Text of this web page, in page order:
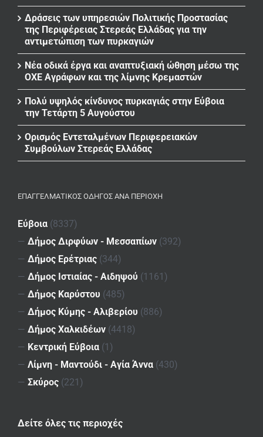
Δράσεις των υπηρεσιών Πολιτικής Προστασίας
της Περιφέρειας Στερεάς Ελλάδας για την
αντιμετώπιση των πυρκαγιών
Νέα οδικά έργα και αναπτυξιακή ώθηση μέσω της
ΟΧΕ Αγράφων και της λίμνης Κρεμαστών
Πολύ υψηλός κίνδυνος πυρκαγιάς στην Εύβοια
την Τετάρτη 5 Αυγούστου
Ορισμός Εντεταλμένων Περιφερειακών
Συμβούλων Στερεάς Ελλάδας
ΕΠΑΓΓΕΛΜΑΤΙΚΌΣ ΟΔΗΓΌΣ ΑΝΆ ΠΕΡΙΟΧΉ
Εύβοια (8337)
— Δήμος Διρφύων - Μεσσαπίων (392)
— Δήμος Ερέτριας (344)
— Δήμος Ιστιαίας - Αιδηψού (1161)
— Δήμος Καρύστου (485)
— Δήμος Κύμης - Αλιβερίου (886)
— Δήμος Χαλκιδέων (4418)
— Κεντρική Εύβοια (1)
— Λίμνη - Μαντούδι - Αγία Άννα (430)
— Σκύρος (221)
Δείτε όλες τις περιοχές